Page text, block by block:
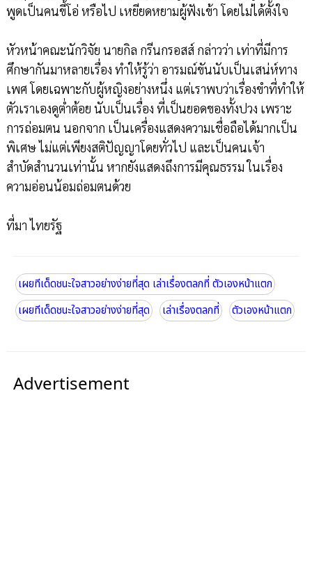
พูดเป็นคนขี้โอ่ หรือไป เหยียดหยามผู้ฟังเข้า โดยไม่ได้ตั้งใจ
หัวหน้าคณะนักวิจัย นายกิล กรีนกรอสส์ กล่าวว่า เท่าที่มีการ
ศึกษากันมาหลายเรื่อง ทำให้รู้ว่า อารมณ์ขันนับเป็นเสน่ห์ทาง
เพศ โดยเฉพาะกับผู้หญิงอย่างหนึ่ง แต่เราพบว่าเรื่องขำที่ทำให้
ตัวเราเองดูต่ำต้อย นับเป็นเรื่อง ที่เป็นยอดของทั้งปวง เพราะ
การถ่อมตน นอกจาก เป็นเครื่องแสดงความเชื่อถือได้มากเป็น
พิเศษ ไม่แต่เพียงสติปัญญาโดยทั่วไป และเป็นคนเจ้า
สำบัดสำนวนเท่านั้น หากยังแสดงถึงการมีคุณธรรม ในเรื่อง
ความอ่อนน้อมถ่อมตนด้วย
ที่มา ไทยรัฐ
เผยทีเด็ดชนะใจสาวอย่างง่ายที่สุด เล่าเรื่องตลกที่ ตัวเองหน้าแตก
เผยทีเด็ดชนะใจสาวอย่างง่ายที่สุด
เล่าเรื่องตลกที่ ตัวเองหน้าแตก
Advertisement